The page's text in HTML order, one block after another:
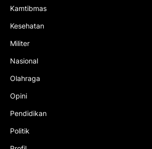
Kamtibmas
Kesehatan
Militer
Nasional
Olahraga
Opini
Pendidikan
Politik